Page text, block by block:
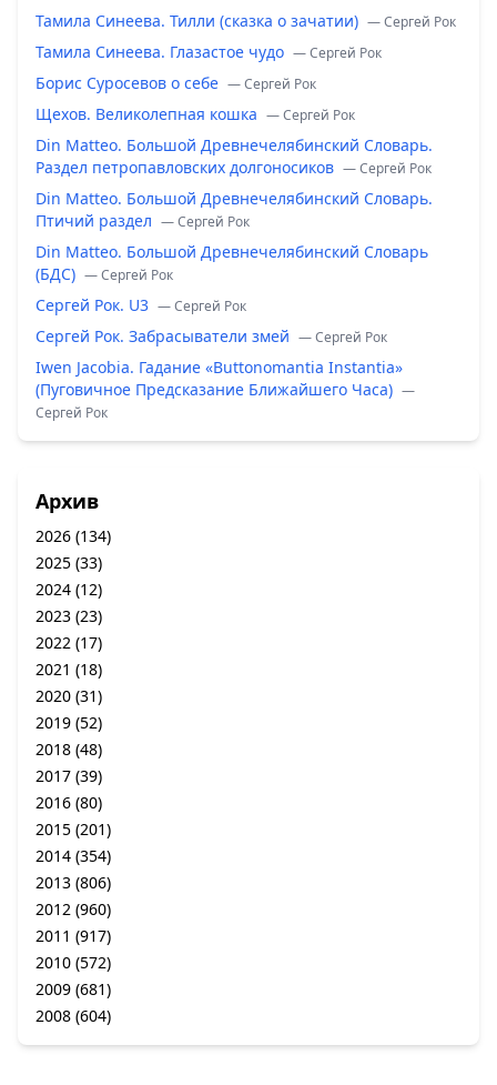
Тамила Синеева. Тилли (сказка о зачатии) — Сергей Рок
Тамила Синеева. Глазастое чудо — Сергей Рок
Борис Суросевов о себе — Сергей Рок
Щехов. Великолепная кошка — Сергей Рок
Din Matteo. Большой Древнечелябинский Словарь.
Раздел петропавловских долгоносиков — Сергей Рок
Din Matteo. Большой Древнечелябинский Словарь.
Птичий раздел — Сергей Рок
Din Matteo. Большой Древнечелябинский Словарь
(БДС) — Сергей Рок
Сергей Рок. U3 — Сергей Рок
Сергей Рок. Забрасыватели змей — Сергей Рок
Iwen Jacobia. Гадание «Buttonomantia Instantia»
(Пуговичное Предсказание Ближайшего Часа) —
Сергей Рок
Архив
2026 (134)
2025 (33)
2024 (12)
2023 (23)
2022 (17)
2021 (18)
2020 (31)
2019 (52)
2018 (48)
2017 (39)
2016 (80)
2015 (201)
2014 (354)
2013 (806)
2012 (960)
2011 (917)
2010 (572)
2009 (681)
2008 (604)